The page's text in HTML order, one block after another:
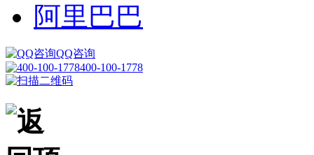
阿里巴巴
QQ咨询
400-100-1778